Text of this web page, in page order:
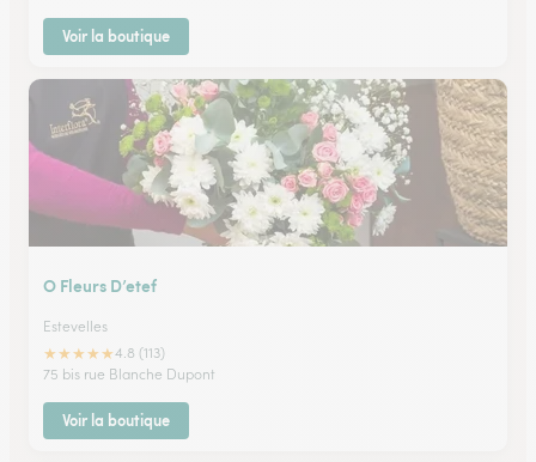
Voir la boutique
O Fleurs D’etef
Estevelles
★★★★★4.8 (113)
75 bis rue Blanche Dupont
Voir la boutique